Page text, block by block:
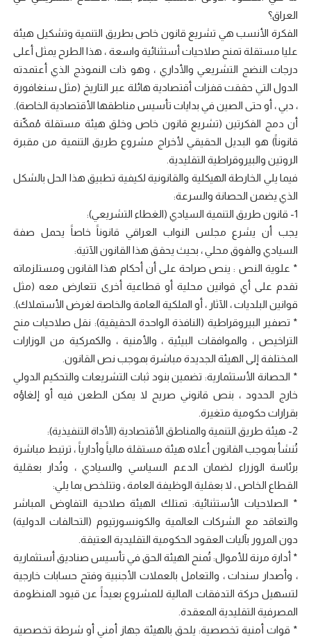
العراق؟
الفكرة الأنسب هي تشريع قانون خاص بطريق التنمية وتشكيل هيئة
عليا مستقلة تمنح صلاحيات أستثنائية واسعة ، هذا الطرح يمثل أعلى
درجات النضج التشريعي والأداري ، وهو ذات النموذج الذي أعتمدته
الدول التي حققت قفزات أقتصادية هائلة عبر التاريخ (مثل سنغافورة
، دبي ، أو حتى الصين في بدايات تأسيس مناطقها الأقتصادية الخاصة).
أن دمج الفكرتين (تشريع قانون خاص وخلق هيئة مستقلة مُمكّنة
قانوناََ) هو البديل الحقيقي لأخراج مشروع طريق التنمية من مقبرة
الروتين والبيروقراطية التقليدية.
فيما يلي الخارطة الهيكلية والقانونية لكيفية تطبيق هذا الحل بالشكل
الذي يضمن الحصانة والسرعة:
1- قانون طريق التنمية السيادي (الغطاء التشريعي):
يجب أن يشرع مجلس النواب العراقي قانوناََ خاصاََ يحمل صفة
السيادي والفوق محلي ، بحيث يحقق هذا القانون الآتية:
* علوية النص : ينص صراحة على أن أحكام هذا القانون ومستلزماته
تقدم على أي قوانين محلية أو قطاعية أخرى تتعارض معه (مثل
قوانين البلديات ، الآثار ، أو الملكية العامة والخاصة لغرض الأستملاك).
* تصفير البيروقراطية (النافذة الواحدة الحقيقية): نقل صلاحيات منح
التراخيص ، والموافقات البيئية ، والأمنية ، والكمركية من الوزارات
المختلفة إلى الهيئة الجديدة مباشرة بموجب نص القانون.
* الحصانة الأستثمارية: تضمين بنود ثبات التشريعات والتحكيم الدولي
خارج الحدود ، بنص قانوني صريح لا يمكن الطعن فيه أو إلغاؤه
بقرارات حكومية متغيرة.
2- هيئة طريق التنمية والمناطق الأقتصادية (الأداة التنفيذية):
تُنشأ بموجب القانون أعلاه هيئة مستقلة مالياََ وأدارياََ ، ترتبط مباشرة
برئاسة الوزراء لضمان الدعم السياسي والسيادي ، وتُدار بعقلية
القطاع الخاص ، لا بعقلية الوظيفة العامة ، وتتلخص بما يلي:
* الصلاحيات الأستثنائية: تمتلك الهيئة صلاحية التفاوض المباشر
والتعاقد مع الشركات العالمية والكونسورتيوم (التحالفات الدولية)
دون المرور بآليات العقود الحكومية التقليدية العتيقة.
* أدارة مرنة للأموال: تُمنح الهيئة الحق في تأسيس صناديق أستثمارية
، وأصدار سندات ، والتعامل بالعملات الأجنبية وفتح حسابات خارجية
لتسهيل حركة التدفقات المالية للمشروع بعيداََ عن قيود المنظومة
المصرفية التقليدية المعقدة.
* قوات أمنية تخصصية: يلحق بالهيئة جهاز أمني أو شرطة تخصصية